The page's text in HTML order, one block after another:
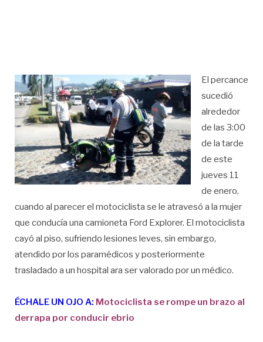
El percance
sucedió
alrededor
de las 3:00
de la tarde
de este
jueves 11
de enero,
cuando al parecer el motociclista se le atravesó a la mujer
que conducía una camioneta Ford Explorer. El motociclista
cayó al piso, sufriendo lesiones leves, sin embargo,
atendido por los paramédicos y posteriormente
trasladado a un hospital ara ser valorado por un médico.
ÉCHALE UN OJO A: Motociclista se rompe un brazo al
derrapa por conducir ebrio